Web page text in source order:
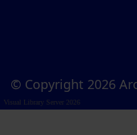
© Copyright 2026
Visual Library Server 2026